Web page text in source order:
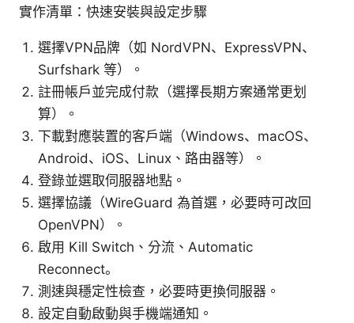
實作清單：快速安裝與設定步驟
選擇VPN品牌（如 NordVPN、ExpressVPN、
Surfshark 等）。
註冊帳戶並完成付款（選擇長期方案通常更划
算）。
下載對應裝置的客戶端（Windows、macOS、
Android、iOS、Linux、路由器等）。
登錄並選取伺服器地點。
選擇協議（WireGuard 為首選，必要時可改回
OpenVPN）。
啟用 Kill Switch、分流、Automatic
Reconnect。
測速與穩定性檢查，必要時更換伺服器。
設定自動啟動與手機端通知。